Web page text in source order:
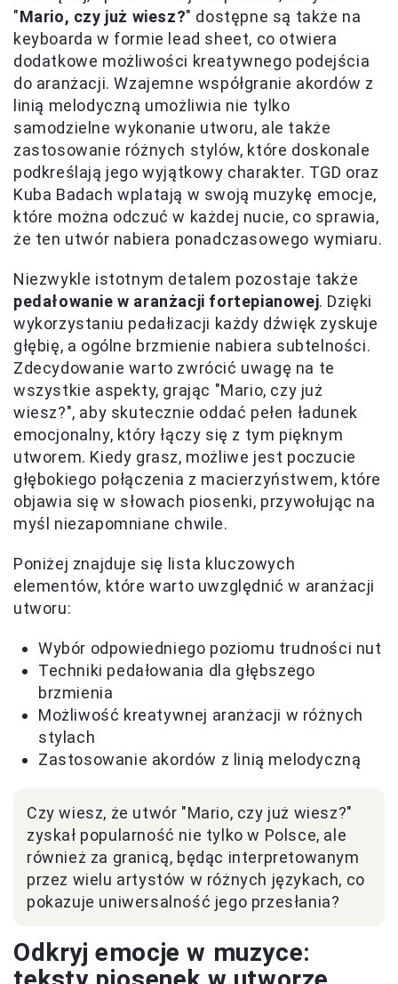
"Mario, czy już wiesz?" dostępne są także na
keyboarda w formie lead sheet, co otwiera
dodatkowe możliwości kreatywnego podejścia
do aranżacji. Wzajemne współgranie akordów z
linią melodyczną umożliwia nie tylko
samodzielne wykonanie utworu, ale także
zastosowanie różnych stylów, które doskonale
podkreślają jego wyjątkowy charakter. TGD oraz
Kuba Badach wplatają w swoją muzykę emocje,
które można odczuć w każdej nucie, co sprawia,
że ten utwór nabiera ponadczasowego wymiaru.
Niezwykle istotnym detalem pozostaje także
pedałowanie w aranżacji fortepianowej. Dzięki
wykorzystaniu pedałizacji każdy dźwięk zyskuje
głębię, a ogólne brzmienie nabiera subtelności.
Zdecydowanie warto zwrócić uwagę na te
wszystkie aspekty, grając "Mario, czy już
wiesz?", aby skutecznie oddać pełen ładunek
emocjonalny, który łączy się z tym pięknym
utworem. Kiedy grasz, możliwe jest poczucie
głębokiego połączenia z macierzyństwem, które
objawia się w słowach piosenki, przywołując na
myśl niezapomniane chwile.
Poniżej znajduje się lista kluczowych
elementów, które warto uwzględnić w aranżacji
utworu:
Wybór odpowiedniego poziomu trudności nut
Techniki pedałowania dla głębszego
brzmienia
Możliwość kreatywnej aranżacji w różnych
stylach
Zastosowanie akordów z linią melodyczną
Czy wiesz, że utwór "Mario, czy już wiesz?"
zyskał popularność nie tylko w Polsce, ale
również za granicą, będąc interpretowanym
przez wielu artystów w różnych językach, co
pokazuje uniwersalność jego przesłania?
Odkryj emocje w muzyce: